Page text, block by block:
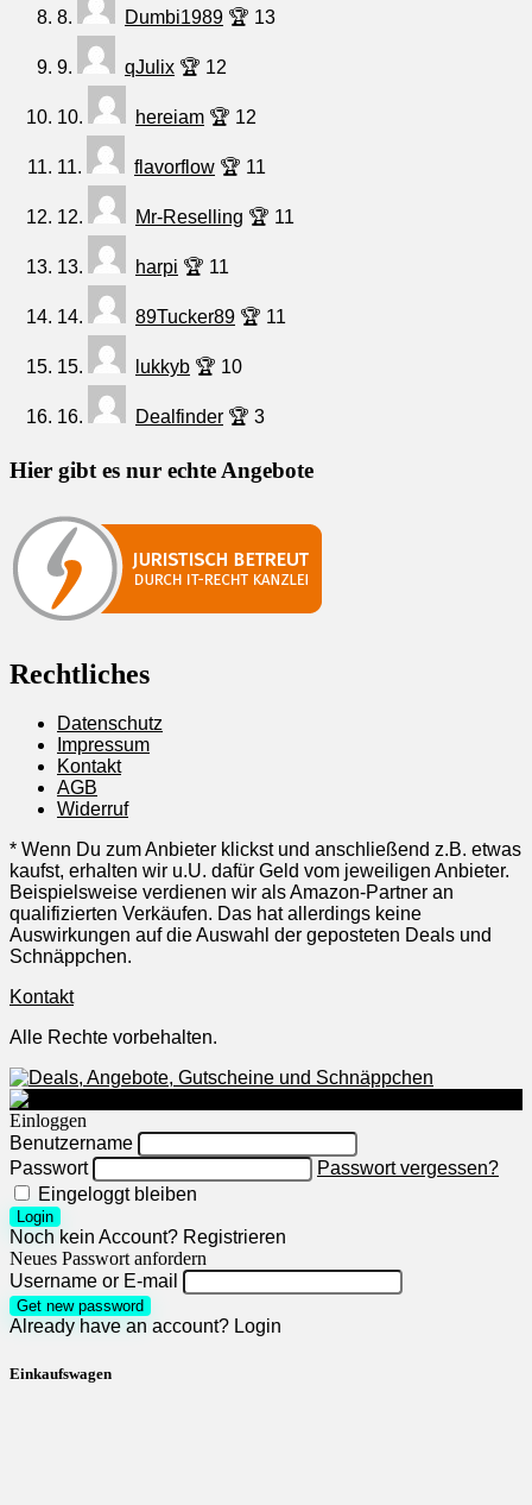
8. Dumbi1989 🏆 13
9. qJulix 🏆 12
10. hereiam 🏆 12
11. flavorflow 🏆 11
12. Mr-Reselling 🏆 11
13. harpi 🏆 11
14. 89Tucker89 🏆 11
15. lukkyb 🏆 10
16. Dealfinder 🏆 3
Hier gibt es nur echte Angebote
Rechtliches
Datenschutz
Impressum
Kontakt
AGB
Widerruf
* Wenn Du zum Anbieter klickst und anschließend z.B. etwas
kaufst, erhalten wir u.U. dafür Geld vom jeweiligen Anbieter.
Beispielsweise verdienen wir als Amazon-Partner an
qualifizierten Verkäufen. Das hat allerdings keine
Auswirkungen auf die Auswahl der geposteten Deals und
Schnäppchen.
Kontakt
Alle Rechte vorbehalten.
Einloggen
Benutzername
Passwort
Passwort vergessen?
Eingeloggt bleiben
Login
Noch kein Account? Registrieren
Neues Passwort anfordern
Username or E-mail
Get new password
Already have an account? Login
Einkaufswagen